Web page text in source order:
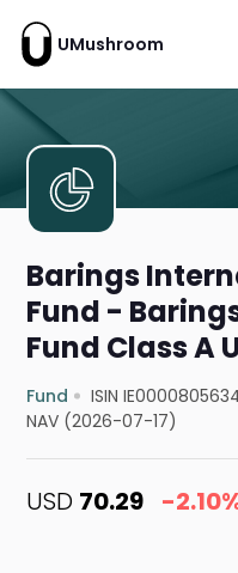
UMushroom
Barings
Fund -
Fund Class A
Fund ISIN
NAV (2026-07-17)
USD 70.29 -